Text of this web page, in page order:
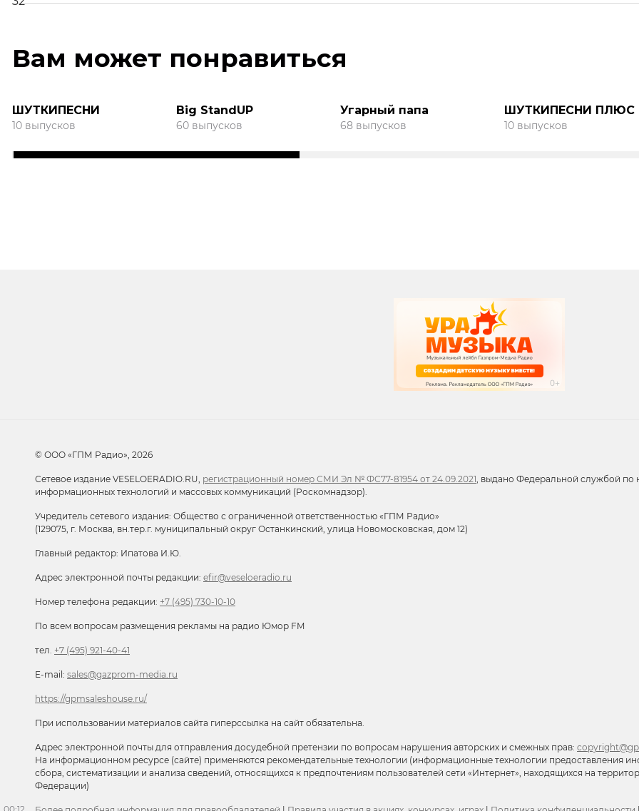
Вам может понравиться
ШУТКИПЕСНИ
10 выпусков
Big StandUP
60 выпусков
Угарный папа
68 выпусков
ШУТКИПЕСНИ ПЛЮС
10 выпусков
© ООО «ГПМ Радио», 2026
Сетевое издание VESELOERADIO.RU, регистрационный номер СМИ Эл № ФС77-81954 от 24.09.2021, выдано Федеральной службой по
информационных технологий и массовых коммуникаций (Роскомнадзор).
Учредитель сетевого издания: Общество с ограниченной ответственностью «ГПМ Радио»
(129075, г. Москва, вн.тер.г. муниципальный округ Останкинский, улица Новомосковская, дом 12)
Главный редактор: Ипатова И.Ю.
Адрес электронной почты редакции: efir@veseloeradio.ru
Номер телефона редакции: +7 (495) 730-10-10
По всем вопросам размещения рекламы на радио Юмор FM
тел. +7 (495) 921-40-41
E-mail: sales@gazprom-media.ru
https://gpmsaleshouse.ru/
При использовании материалов сайта гиперссылка на сайт обязательна.
Адрес электронной почты для отправления досудебной претензии по вопросам нарушения авторских и смежных прав:
На информационном ресурсе (сайте) применяются рекомендательные технологии (информационные технологии предоставления
сбора, систематизации и анализа сведений, относящихся к предпочтениям пользователей сети «Интернет», находящихся на
Федерации)